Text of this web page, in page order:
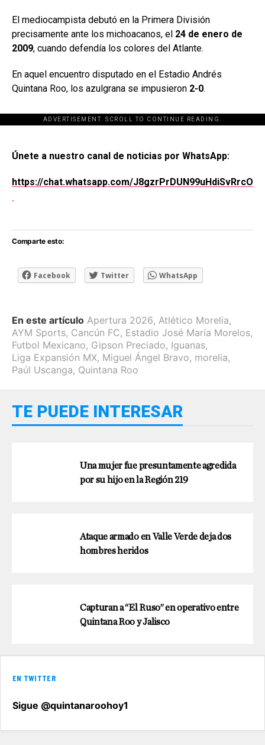
El mediocampista debutó en la Primera División
precisamente ante los michoacanos, el 24 de enero de
2009, cuando defendía los colores del Atlante.
En aquel encuentro disputado en el Estadio Andrés
Quintana Roo, los azulgrana se impusieron 2-0.
ADVERTISEMENT. SCROLL TO CONTINUE READING.
[adsforwp id="243463"]
Únete a nuestro canal de noticias por WhatsApp:
https://chat.whatsapp.com/J8gzrPrDUN99uHdiSvRrcO
Comparte esto:
Facebook Twitter WhatsApp
En este artículo Apertura 2026, Atlético Morelia,
AYM Sports, Cancún FC, Estadio José María Morelos,
Futbol Mexicano, Gipson Preciado, Iguanas,
Liga Expansión MX, Miguel Ángel Bravo, morelia,
Paúl Uscanga, Quintana Roo
TE PUEDE INTERESAR
Una mujer fue presuntamente agredida
por su hijo en la Región 219
Ataque armado en Valle Verde deja dos
hombres heridos
Capturan a “El Ruso” en operativo entre
Quintana Roo y Jalisco
EN TWITTER
Sigue @quintanaroohoy1